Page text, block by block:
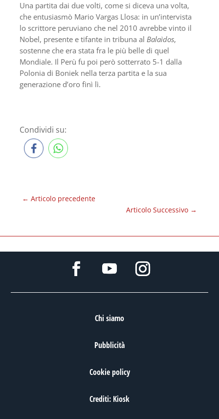
Una partita dai due volti, come si diceva una volta,
che entusiasmò Mario Vargas Llosa: in un’intervista
lo scrittore peruviano che nel 2010 avrebbe vinto il
Nobel, presente e tifante in tribuna al Balaìdos,
sostenne che era stata fra le più belle di quel
Mondiale. Il Perù fu poi però sotterrato 5-1 dalla
Polonia di Boniek nella terza partita e la sua
generazione d’oro finì lì.
Condividi su:
← Articolo precedente
Articolo Successivo →
Chi siamo
Pubblicità
Cookie policy
Crediti: Kiosk